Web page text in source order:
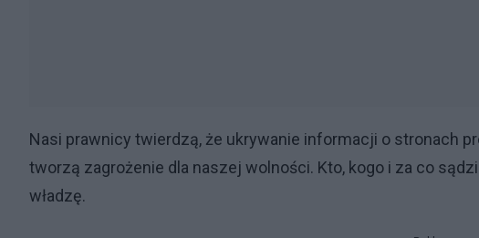
Nasi prawnicy twierdzą, że ukrywanie informacji o stronach
tworzą zagrożenie dla naszej wolności. Kto, kogo i za co
władzę.